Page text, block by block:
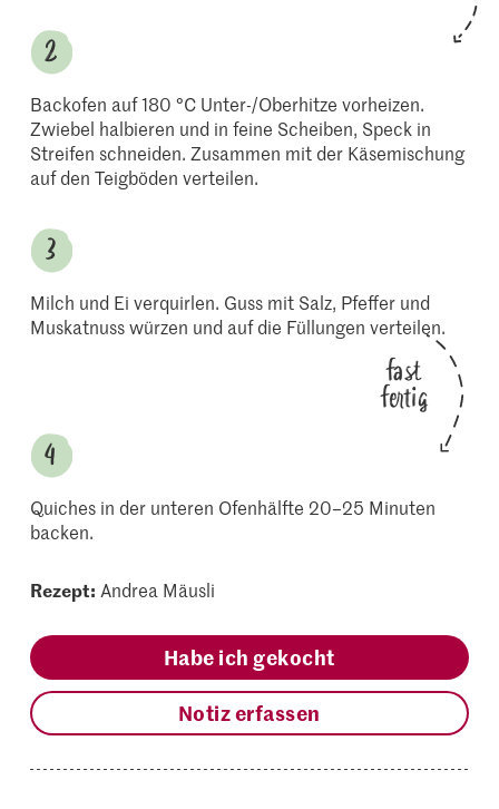
Backofen auf 180 °C Unter-/Oberhitze vorheizen.
Zwiebel halbieren und in feine Scheiben, Speck in
Streifen schneiden. Zusammen mit der Käsemischung
auf den Teigböden verteilen.
Milch und Ei verquirlen. Guss mit Salz, Pfeffer und
Muskatnuss würzen und auf die Füllungen verteilen.
fast
fertig
Quiches in der unteren Ofenhälfte 20–25 Minuten
backen.
Rezept: Andrea Mäusli
Habe ich gekocht
Notiz erfassen